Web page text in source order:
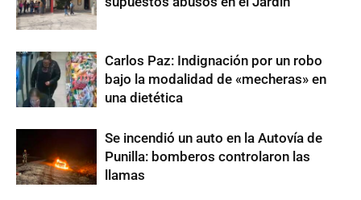
Carlos Paz: Indignación por un robo
bajo la modalidad de «mecheras» en
una dietética
Se incendió un auto en la Autovía de
Punilla: bomberos controlaron las
llamas